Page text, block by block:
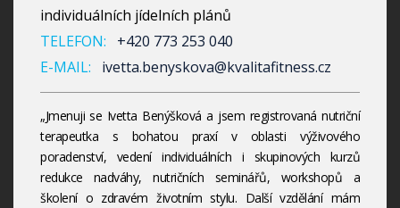
individuálních jídelních plánů
TELEFON:
+420 773 253 040
E-MAIL:
ivetta.benyskova@kvalitafitness.cz
„Jmenuji se Ivetta Benýšková a jsem registrovaná nutriční
terapeutka s bohatou praxí v oblasti výživového
poradenství, vedení individuálních i skupinových kurzů
redukce nadváhy, nutričních seminářů, workshopů a
školení o zdravém životním stylu. Další vzdělání mám